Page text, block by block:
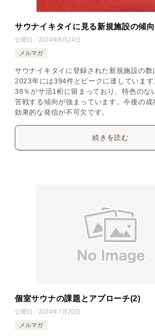
サウナイキタイに見る新規施設の傾
公開日： 2024年8月24日
メルマガ
サウナイキタイに登録された新規施設の数
2023年には394件とピークに達していま
38％がサ活1桁に留まっており、特色のな
苦戦する傾向が強まっています。今後の成
効果的な発信が不可欠です。
続きを読む
個室サウナの課題とアプローチ(2)
公開日： 2024年7月20日
メルマガ